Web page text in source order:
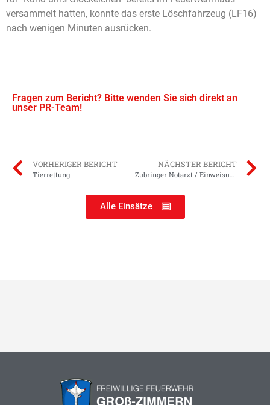
versammelt hatten, konnte das erste Löschfahrzeug (LF16)
nach wenigen Minuten ausrücken.
Fragen zum Bericht? Bitte wenden Sie sich direkt an
unser PR-Team!
VORHERIGER BERICHT
Tierrettung
NÄCHSTER BERICHT
Alle Einsätze